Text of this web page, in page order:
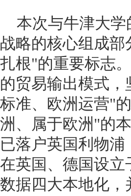
本次与牛津大
战略的核心组成
扎根"的重要标志
的贸易输出模式
标准、欧洲运营"
洲、属于欧洲"的
已落户英国利物
在英国、德国设
数据四大本地化，